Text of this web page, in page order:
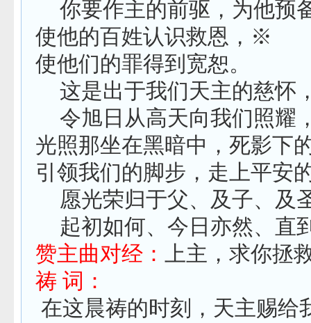
你要作主的前驱，为他预
使他的百姓认识救恩， ※
使他们的罪得到宽恕。
这是出于我们天主的慈怀
令旭日从高天向我们照耀
光照那坐在黑暗中，死影下
引领我们的脚步，走上平安
愿光荣归于父、及子、及
起初如何、今日亦然、直
赞主曲对经： 上主，求你拯
祷 词：
在这晨祷的时刻，天主赐给